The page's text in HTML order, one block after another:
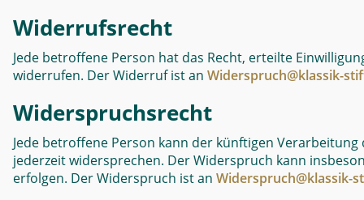
Widerrufsrecht
Jede betroffene Person hat das Recht, erteilte
widerrufen. Der Widerruf ist an Widerspruch@klassik-
Widerspruchsrecht
Jede betroffene Person kann der künftigen
jederzeit widersprechen. Der Widerspruch kann
erfolgen. Der Widerspruch ist an Widerspruch@klassik-